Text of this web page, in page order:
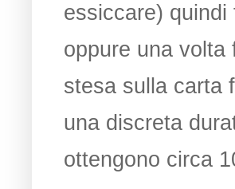
essiccare)
oppure una volta
stesa sulla carta
una discreta
ottengono circa